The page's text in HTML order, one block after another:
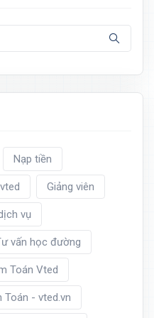
Nạp tiền
Giảng viên
vụ
vấn học đường
Toán Vted
Toán - vted.vn